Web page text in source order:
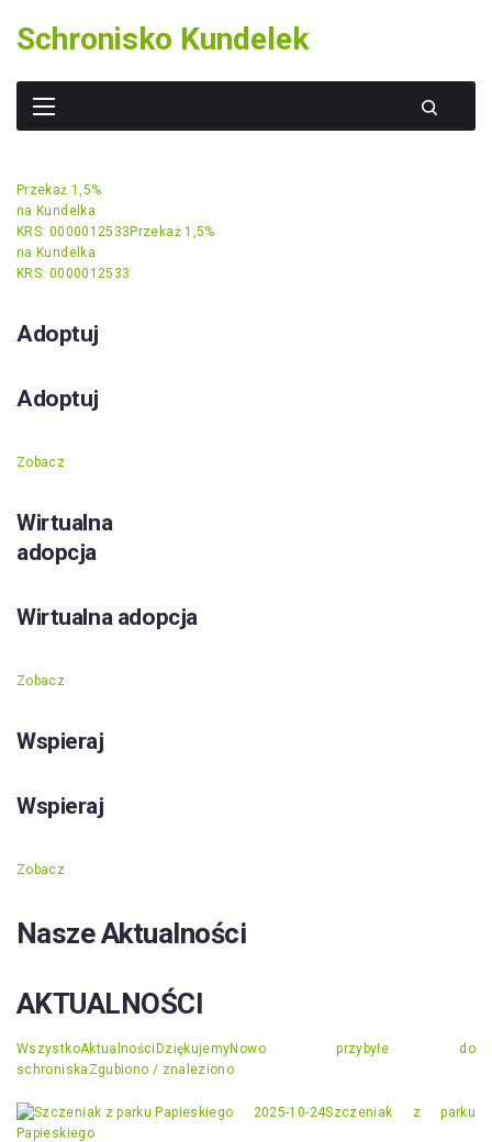
content
Schronisko Kundelek
Przekaż 1,5%
na Kundelka
KRS: 0000012533 Przekaż 1,5%
na Kundelka
KRS: 0000012533
Adoptuj
Adoptuj
Zobacz
Wirtualna
adopcja
Wirtualna adopcja
Zobacz
Wspieraj
Wspieraj
Zobacz
Nasze Aktualności
AKTUALNOŚCI
WszystkoAktualności DziękujemyNowo przybyłe do
schroniska Zgubiono / znaleziono
2025-10-24Szczeniak z parku
Papieskiego